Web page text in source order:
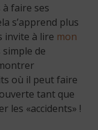
à faire ses
s’apprend plus
invite à lire mon
de
où il peut faire
tant que
les «accidents» !